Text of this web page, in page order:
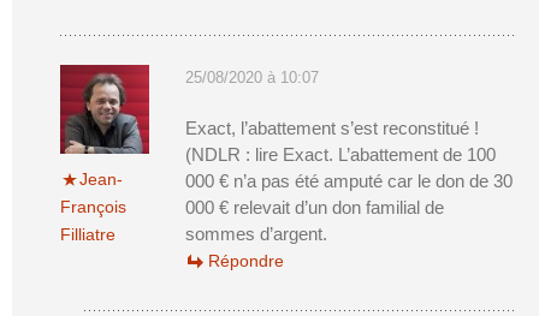
Jean-
François
Filliatre
25/08/2020 à 10:07
Exact, l’abattement s’est reconstitué !
(NDLR : lire Exact. L’abattement de 100
000 € n’a pas été amputé car le don de 30
000 € relevait d’un don familial de
sommes d’argent.
Répondre